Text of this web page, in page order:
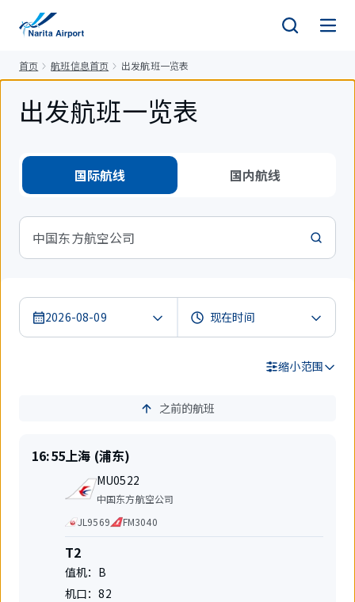
首页 航班信息首页 出发航班一览表
出发航班一览表
国际航线 国内航线
中国东方航空公司
2026-08-09
缩小范围
结
果
之前的航班
准
时
16:55目
的
上海 (浦东)
航
班
号
MU0522
航
公
司
中国东方航空公司
代
码
共
享
航
班
JL9569 FM3040
航
站
楼
T2
值机： B
机口：82